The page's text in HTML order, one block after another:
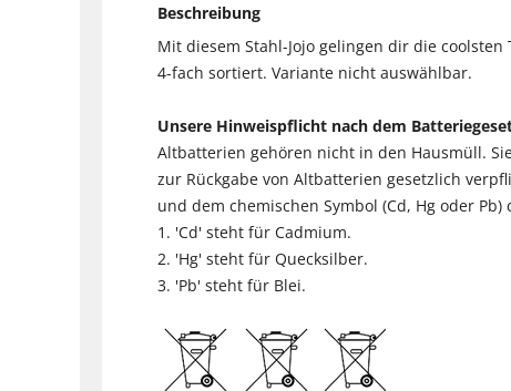
Beschreibung
Mit diesem Stahl-Jojo gelingen dir die
4-fach sortiert. Variante nicht auswählbar.
Unsere Hinweispflicht nach dem
Altbatterien gehören nicht in den Hausmüll.
zur Rückgabe von Altbatterien gesetzlich
und dem chemischen Symbol (Cd, Hg oder
1. 'Cd' steht für Cadmium.
2. 'Hg' steht für Quecksilber.
3. 'Pb' steht für Blei.